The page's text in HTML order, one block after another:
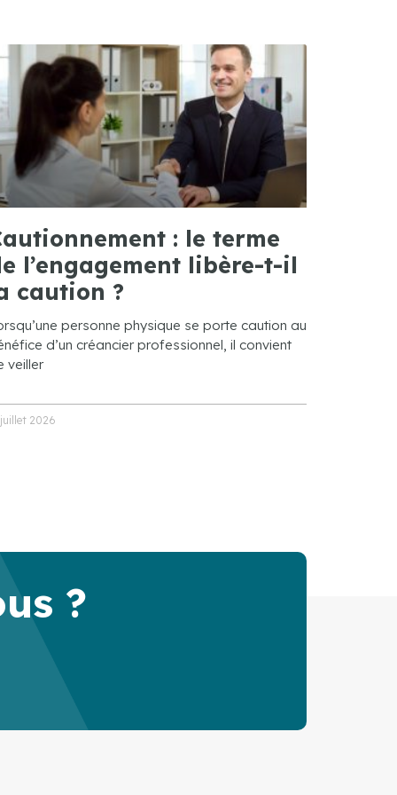
: le terme
l’engagement libère-t-il
caution ?
personne physique se porte caution au
d’un créancier professionnel, il convient
veiller
juillet 2026
?